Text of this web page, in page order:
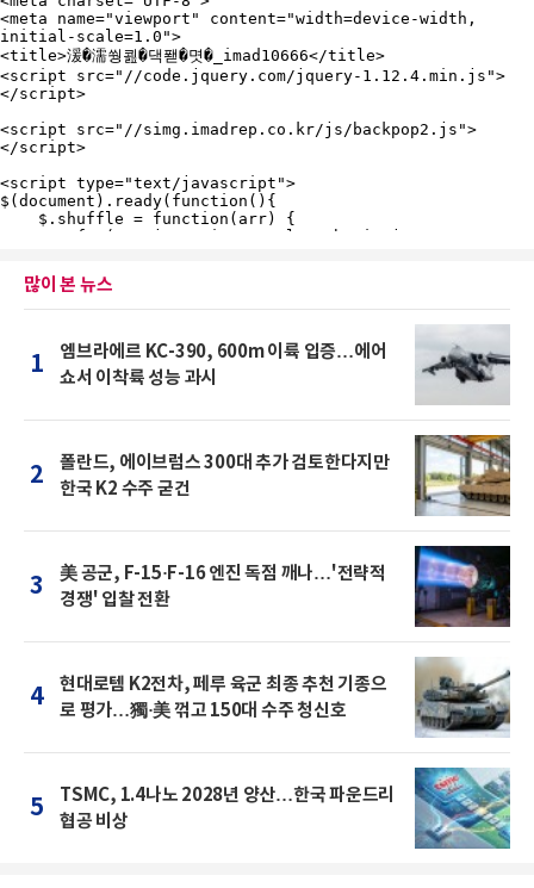
많이 본 뉴스
1
엠브라에르 KC-390, 600m 이륙 입증…에어
쇼서 이착륙 성능 과시
2
폴란드, 에이브럼스 300대 추가 검토한다지만
한국 K2 수주 굳건
3
美 공군, F-15·F-16 엔진 독점 깨나…'전략적
경쟁' 입찰 전환
4
현대로템 K2전차, 페루 육군 최종 추천 기종으
로 평가…獨·美 꺾고 150대 수주 청신호
5
TSMC, 1.4나노 2028년 양산…한국 파운드리
협공 비상